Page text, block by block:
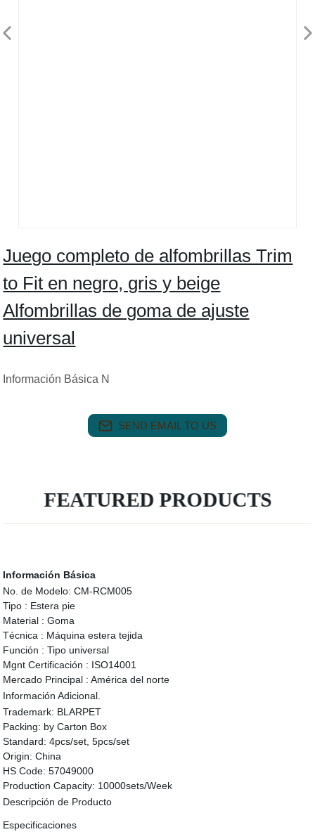
Juego completo de alfombrillas Trim
to Fit en negro, gris y beige
Alfombrillas de goma de ajuste
universal
Información Básica N
SEND EMAIL TO US
FEATURED PRODUCTS
Información Básica
No. de Modelo: CM-RCM005
Tipo : Estera pie
Material : Goma
Técnica : Máquina estera tejida
Función : Tipo universal
Mgnt Certificación : ISO14001
Mercado Principal : América del norte
Información Adicional.
Trademark: BLARPET
Packing: by Carton Box
Standard: 4pcs/set, 5pcs/set
Origin: China
HS Code: 57049000
Production Capacity: 10000sets/Week
Descripción de Producto
Especificaciones